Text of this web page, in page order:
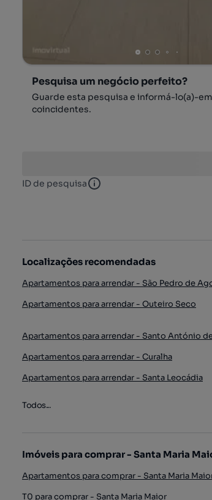
Pesquisa um negócio perfeito?
Guarde esta pesquisa e informá-lo(a)-
coincidentes.
ID de pesquisa ID de pesquisa
Localizações recomendadas
Apartamentos para arrendar - São Pedro de
Apartamentos para arrendar - Outeiro Seco
Apartamentos para arrendar - Santo António
Apartamentos para arrendar - Curalha
Apartamentos para arrendar - Santa Leocádia
Todos...
Imóveis para comprar - Santa Maria
Apartamentos para comprar - Santa Maria
T0 para comprar - Santa Maria Maior